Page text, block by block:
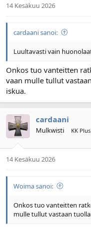
14 Kesäkuu 2026
cardaani sanoi:
Luultavasti vain
Onkos tuo vanteitten
vaan mulle tullut
iskua.
cardaani
Mulkwisti KK
14 Kesäkuu 2026
Woima sanoi:
Onkos tuo vanteitten
mulle tullut vastaan